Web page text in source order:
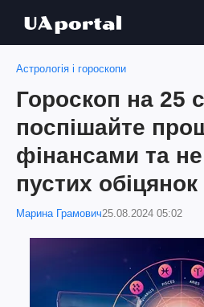
Астрологія і гороскопи
Гороскоп на 25
поспішайте
фінансами та
пустих обіцянок
Марина Грамович25.08.2024 05:02